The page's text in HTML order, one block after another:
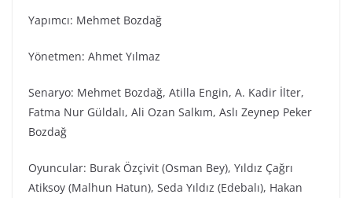
Yapımcı: Mehmet Bozdağ
Yönetmen: Ahmet Yılmaz
Senaryo: Mehmet Bozdağ, Atilla Engin, A. Kadir İlter,
Fatma Nur Güldalı, Ali Ozan Salkım, Aslı Zeynep Peker
Bozdağ
Oyuncular: Burak Özçivit (Osman Bey), Yıldız Çağrı
Atiksoy (Malhun Hatun), Seda Yıldız (Edebalı), Hakan